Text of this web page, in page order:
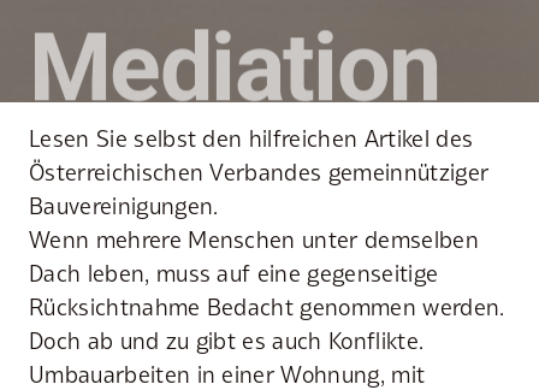
Mediation
Lesen Sie selbst den hilfreichen Artikel des
Österreichischen Verbandes gemeinnütziger
Bauvereinigungen.
Wenn mehrere Menschen unter demselben
Dach leben, muss auf eine gegenseitige
Rücksichtnahme Bedacht genommen werden.
Doch ab und zu gibt es auch Konflikte.
Umbauarbeiten in einer Wohnung, mit